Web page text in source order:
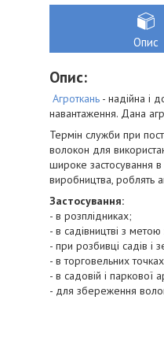
Опис
Опис:
Агроткань - надійна і
навантаження. Дана
Термін служби при
волокон для
широке застосування в
виробництва, роблять
Застосування:
- в розплідниках;
- в садівництві з метою
- при розбивці садів і
- в торговельних
- в садовій і паркової
- для збереження